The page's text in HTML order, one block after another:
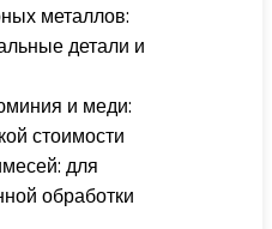
металлов:
детали и
и меди:
стоимости
для
обработки